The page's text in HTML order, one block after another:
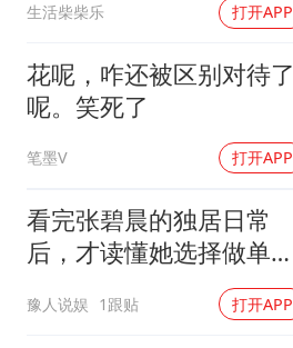
生活柴柴乐 打开APP
花呢，咋还被区别对待了
呢。笑死了
笔墨V 打开APP
看完张碧晨的独居日常
后，才读懂她选择做单亲
豫人说娱 1跟贴 打开APP